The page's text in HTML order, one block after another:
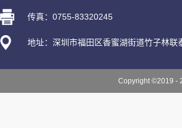
传真：0755-83320245
地址：深圳市福田区香蜜湖街道竹子林联
Copyright ©2019 -